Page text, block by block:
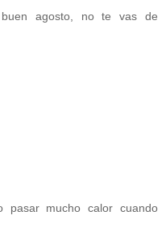
agosto, no te vas de
pasar mucho calor cuando